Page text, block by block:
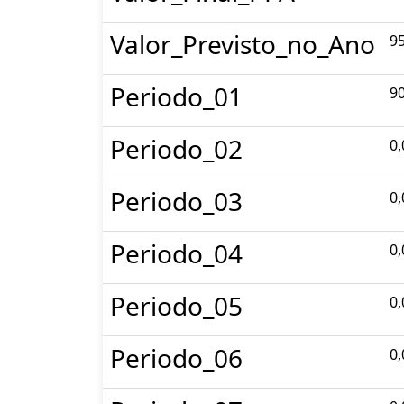
Valor_Previsto_no_Ano
Periodo_01
Periodo_02
Periodo_03
Periodo_04
Periodo_05
Periodo_06